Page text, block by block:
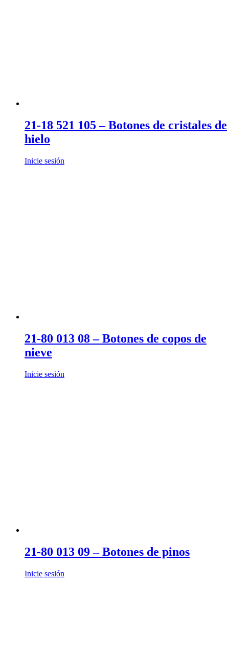
21-18 521 105 – Botones de cristales de
hielo
Inicie sesión
21-80 013 08 – Botones de copos de
nieve
Inicie sesión
21-80 013 09 – Botones de pinos
Inicie sesión